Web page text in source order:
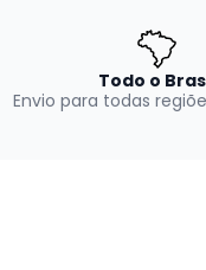
Todo o
Envio para todas